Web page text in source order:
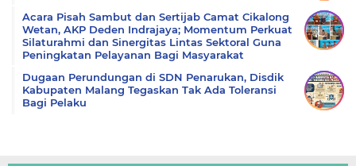
Acara Pisah Sambut dan Sertijab Camat Cikalong
Wetan, AKP Deden Indrajaya; Momentum Perkuat
Silaturahmi dan Sinergitas Lintas Sektoral Guna
Peningkatan Pelayanan Bagi Masyarakat
Dugaan Perundungan di SDN Penarukan, Disdik
Kabupaten Malang Tegaskan Tak Ada Toleransi
Bagi Pelaku